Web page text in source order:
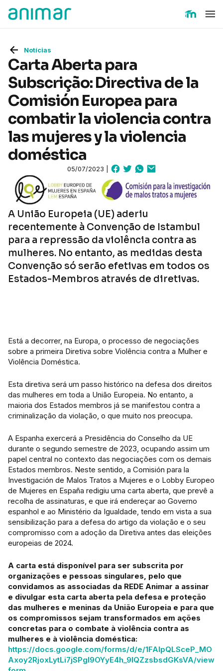
Notícias
Carta Aberta para
Subscrição: Directiva de la
Comisión Europea para
combatir la violencia contra
las mujeres y la violencia
doméstica
05/07/2023 |
A União Europeia (UE) aderiu
recentemente à Convenção de Istambul
para a repressão da violência contra as
mulheres. No entanto, as medidas desta
Convenção só serão efetivas em todos os
Estados-Membros através de diretivas.
Está a decorrer, na Europa, o processo de negociações
sobre a primeira Diretiva sobre Violência contra a Mulher e
Violência Doméstica.
Esta diretiva será um passo histórico na defesa dos direitos
das mulheres em toda a União Europeia. No entanto, a
maioria dos Estados membros já se manifestou contra a
criminalização da violação, o que muito nos preocupa.
A Espanha exercerá a Presidência do Conselho da UE
durante o segundo semestre de 2023, ocupando assim um
papel central no contexto das negociações com os demais
Estados membros. Neste sentido, a Comisión para la
Investigación de Malos Tratos a Mujeres e o Lobby Europeo
de Mujeres en España redigiu uma carta aberta, que prevê a
recolha de assinaturas, e que irá endereçar ao Governo
espanhol e ao Ministério da Igualdade, tendo em vista a sua
sensibilização para a defesa do artigo da violação e o seu
compromisso com a adoção da Diretiva antes das eleições
europeias de 2024.
A carta está disponível para ser subscrita por
organizações e pessoas singulares, pelo que
convidamos as associadas da REDE Animar a assinar
e divulgar esta carta aberta pela defesa e proteção
das mulheres e meninas da União Europeia e para que
os compromissos sejam transformados em ações
concretas para o combate à violência contra as
mulheres e à violência doméstica:
https://docs.google.com/forms/d/e/1FAIpQLSceP_MO
Axoy2RjoxLytLi7jSPgl9OYyE4h_9IQZzsbsdGKsVA/view